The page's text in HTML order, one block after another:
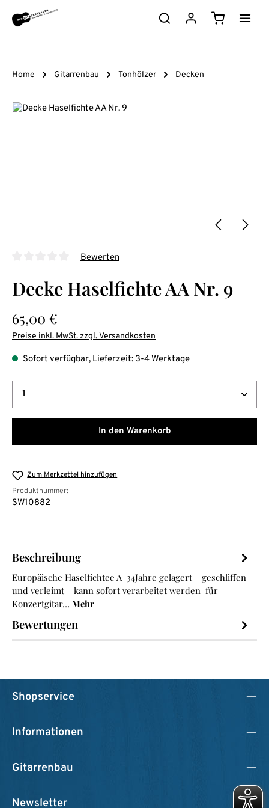
Zum Hauptinhalt springen
Home Gitarrenbau Tonhölzer Decken
Bildergalerie überspringen
Bewerten
Decke Haselfichte AA Nr. 9
Regulärer Preis:
65,00 €
Preise inkl. MwSt. zzgl. Versandkosten
Sofort verfügbar, Lieferzeit: 3-4 Werktage
Produkt Anzahl: Gib den gewünschten Wert ein
In den Warenkorb
Zum Merkzettel hinzufügen
Produktnummer:
SW10882
Beschreibung
Europäische Haselfichtee A 34Jahre gelagert geschliffen
und verleimt kann sofort verarbeitet werden für
Konzertgitar… Mehr
Bewertungen
Shopservice
Informationen
Gitarrenbau
Newsletter